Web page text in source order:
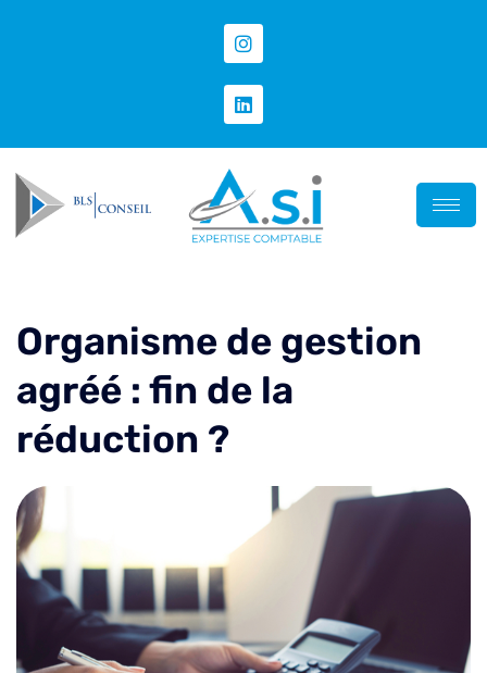
Organisme de gestion
agréé : fin de la
réduction ?